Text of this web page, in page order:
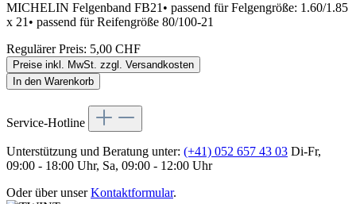
MICHELIN Felgenband FB21• passend für Felgengröße: 1.60/1.85
x 21• passend für Reifengröße 80/100-21
Regulärer Preis: 5,00 CHF
Preise inkl. MwSt. zzgl. Versandkosten
In den Warenkorb
Service-Hotline
Unterstützung und Beratung unter: (+41) 052 657 43 03 Di-Fr,
09:00 - 18:00 Uhr, Sa, 09:00 - 12:00 Uhr
Oder über unserKontaktformular.